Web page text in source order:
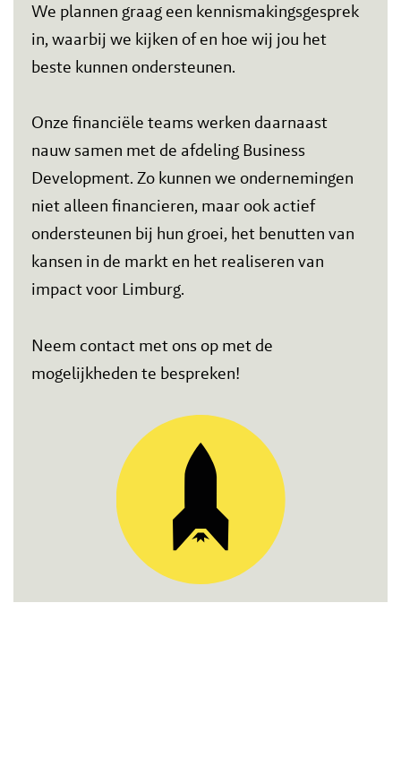
We plannen graag een kennismakingsgesprek
in, waarbij we kijken of en hoe wij jou het
beste kunnen ondersteunen.
Onze financiële teams werken daarnaast
nauw samen met de afdeling Business
Development. Zo kunnen we ondernemingen
niet alleen financieren, maar ook actief
ondersteunen bij hun groei, het benutten van
kansen in de markt en het realiseren van
impact voor Limburg.
Neem contact met ons op met de
mogelijkheden te bespreken!